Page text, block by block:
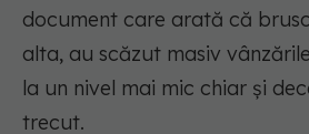
document care arată că
alta, au scăzut masiv
la un nivel mai mic chiar și
trecut.